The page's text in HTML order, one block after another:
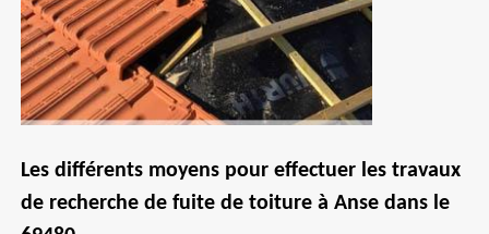
Les différents moyens pour effectuer les travaux
de recherche de fuite de toiture à Anse dans le